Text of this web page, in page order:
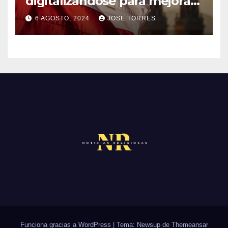
O
O
M
el servicio a sus fieles
6 AGOSTO, 2024 JOSE TORRES
N
Funciona gracias a WordPress Tema: Newsup de Themeansar